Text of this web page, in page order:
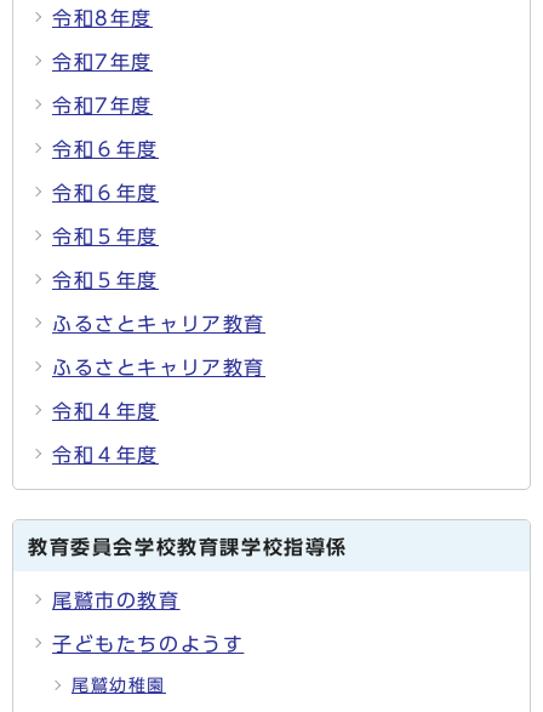
令和8年度
令和7年度
令和7年度
令和６年度
令和６年度
令和５年度
令和５年度
ふるさとキャリア教育
ふるさとキャリア教育
令和４年度
令和４年度
教育委員会学校教育課学校指導係
尾鷲市の教育
子どもたちのようす
尾鷲幼稚園